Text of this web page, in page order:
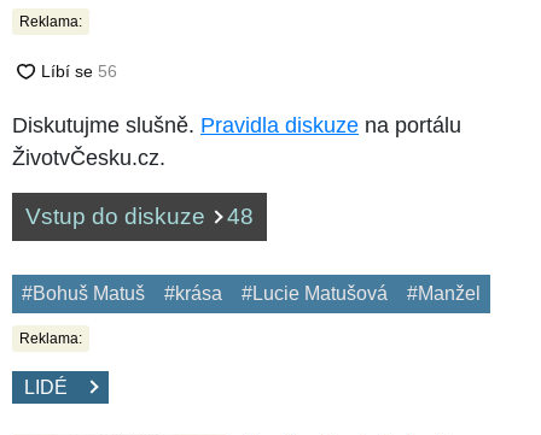
Reklama:
Diskutujme slušně. Pravidla diskuze na portálu
ŽivotvČesku.cz.
Vstup do diskuze 48
#Bohuš Matuš #krása #Lucie Matušová #Manžel
Reklama:
LIDÉ